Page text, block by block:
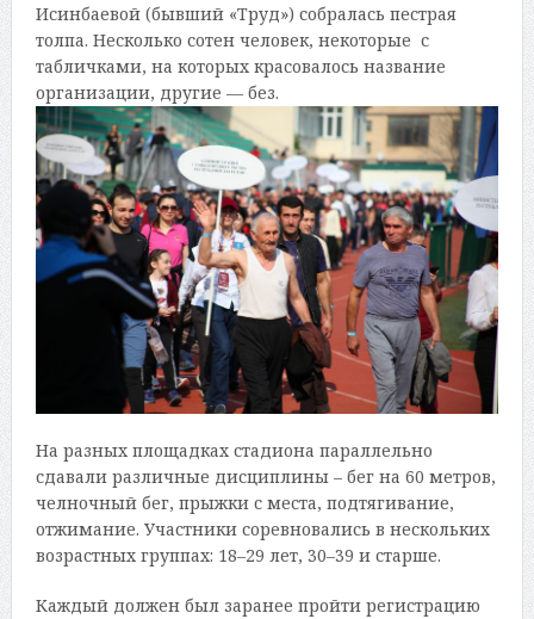
Исинбаевой (бывший «Труд») собралась пестрая
толпа. Несколько сотен человек, некоторые с
табличками, на которых красовалось название
организации, другие — без.
На разных площадках стадиона параллельно
сдавали различные дисциплины – бег на 60 метров,
челночный бег, прыжки с места, подтягивание,
отжимание. Участники соревновались в нескольких
возрастных группах: 18–29 лет, 30–39 и старше.
Каждый должен был заранее пройти регистрацию